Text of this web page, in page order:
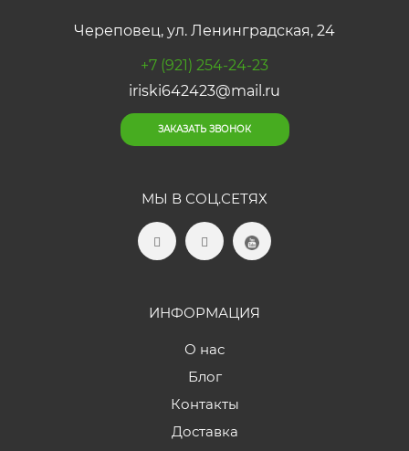
Череповец, ул. Ленинградская, 24
+7 (921) 254-24-23
iriski642423@mail.ru
ЗАКАЗАТЬ ЗВОНОК
МЫ В СОЦ.СЕТЯХ
ИНФОРМАЦИЯ
О нас
Блог
Контакты
Доставка